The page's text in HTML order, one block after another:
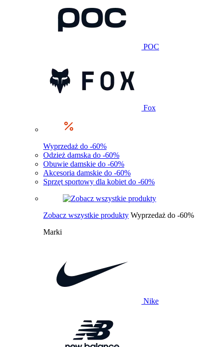
POC
Fox
Wyprzedaż do -60%
Odzież damska do -60%
Obuwie damskie do -60%
Akcesoria damskie do -60%
Sprzęt sportowy dla kobiet do -60%
Zobacz wszystkie produkty Wyprzedaż do -60%
Marki
Nike